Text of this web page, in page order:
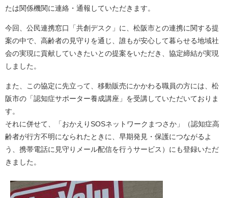
たは関係機関に連絡・通報していただきます。
今回、公民連携窓口「共創デスク」に、松阪市との連携に関する提
案の中で、高齢者の見守りを通じ、誰もが安心して暮らせる地域社
会の実現に貢献していきたいとの提案をいただき、協定締結が実現
しました。
また、この協定に先立って、移動販売にかかわる職員の方には、松
阪市の「認知症サポーター養成講座」を受講していただいておりま
す。
それに併せて、「おかえりSOSネットワークまつさか」（認知症高
齢者が行方不明になられたときに、早期発見・保護につながるよ
う、携帯電話に見守りメール配信を行うサービス）にも登録いただ
きました。